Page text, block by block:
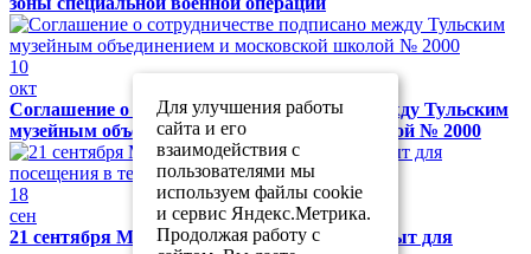
10
окт
Соглашение о сотрудничестве подписано между Тульским
музейным объединением и московской школой № 2000
18
сен
21 сентября Музей обороны Тулы будет закрыт для
Для улучшения работы
сайта и его
взаимодействия с
пользователями мы
используем файлы cookie
и сервис Яндекс.Метрика.
Продолжая работу с